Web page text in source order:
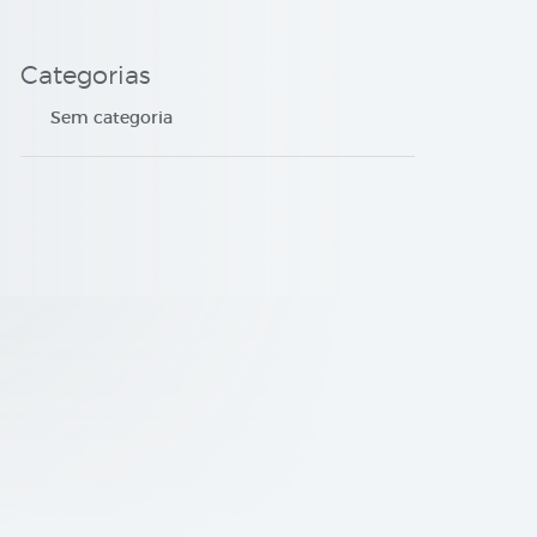
Categorias
Sem categoria